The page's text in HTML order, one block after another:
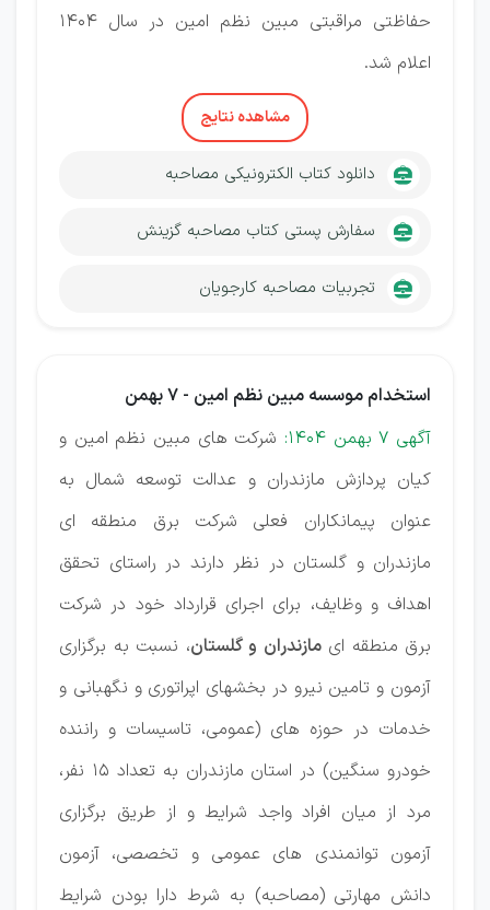
حفاظتی مراقبتی مبین نظم امین در سال 1404
اعلام شد.
مشاهده نتایج
دانلود کتاب الکترونیکی مصاحبه
سفارش پستی کتاب مصاحبه گزینش
تجربیات مصاحبه کارجویان
استخدام موسسه مبین نظم امین -
آگهی 7 بهمن 1404:
شرکت های مبین نظم امین و
کیان پردازش مازندران و عدالت توسعه شمال به
عنوان پیمانکاران فعلی شرکت برق منطقه ای
مازندران و گلستان در نظر دارند در راستای تحقق
اهداف و وظایف، برای اجرای قرارداد خود در شرکت
برق منطقه ایمازندران و گلستان، نسبت به برگزاری
آزمون و تامین نیرو در بخشهای اپراتوری و نگهبانی و
خدمات در حوزه های (عمومی، تاسیسات و راننده
خودرو سنگین) در استان مازندران به تعداد 15 نفر،
مرد از میان افراد واجد شرایط و از طریق برگزاری
آزمون توانمندی های عمومی و تخصصی، آزمون
دانش مهارتی (مصاحبه) به شرط دارا بودن شرایط